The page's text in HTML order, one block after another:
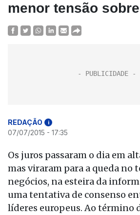
menor tensão
REDAÇÃO i
07/07/2015 - 17:35
Os juros passaram o dia em
mas viraram para a queda no
negócios, na esteira da
uma tentativa de consenso
líderes europeus. Ao término